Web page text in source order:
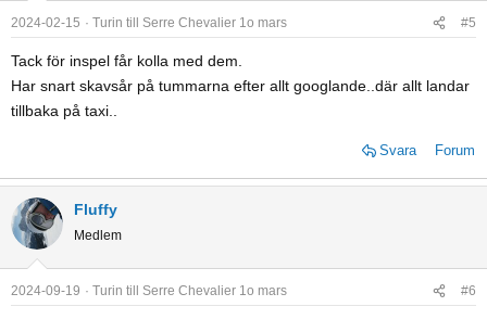
2024-02-15 Turin till Serre Chevalier 1o mars #5
Tack för inspel får kolla med dem.
Har snart skavsår på tummarna efter allt googlande..där allt landar
tillbaka på taxi..
Svara Forum
Fluffy
Medlem
2024-09-19 Turin till Serre Chevalier 1o mars #6